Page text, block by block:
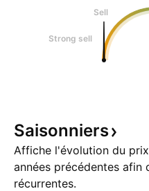
Sell
Strong sell
Saisonniers
Affiche l'évolution du
années précédentes
récurrentes.